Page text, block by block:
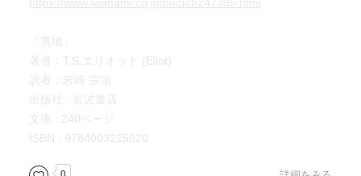
著者：T.S.エリオット (Eliot)
訳者：岩崎 宗治
出版社 ‏: ‎岩波書店
文庫 ‏: ‎240ページ
ISBN‏ : ‎9784003225820